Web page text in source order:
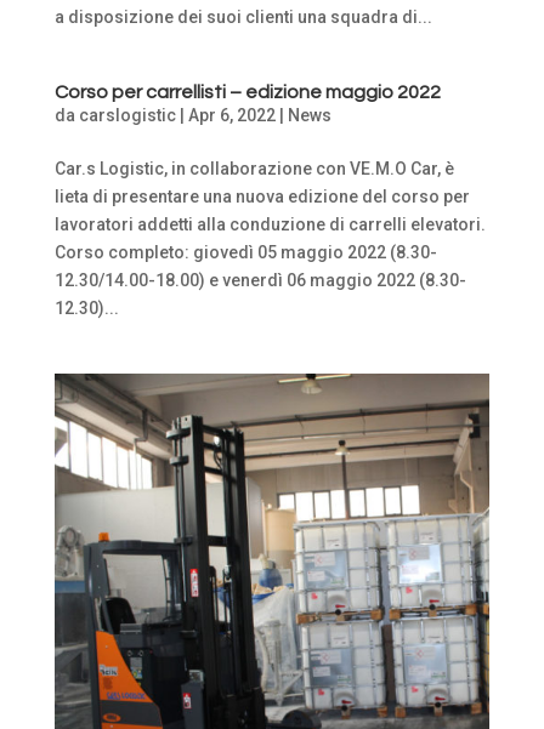
a disposizione dei suoi clienti una squadra di...
Corso per carrellisti – edizione maggio 2022
da carslogistic| Apr 6, 2022| News
Car.s Logistic, in collaborazione con VE.M.O Car, è
lieta di presentare una nuova edizione del corso per
lavoratori addetti alla conduzione di carrelli elevatori.
Corso completo: giovedì 05 maggio 2022 (8.30-
12.30/14.00-18.00) e venerdì 06 maggio 2022 (8.30-
12.30)...